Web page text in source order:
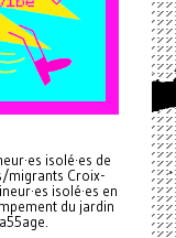
isolé·es de
migrants Croix-
isolé·es en
du jardin